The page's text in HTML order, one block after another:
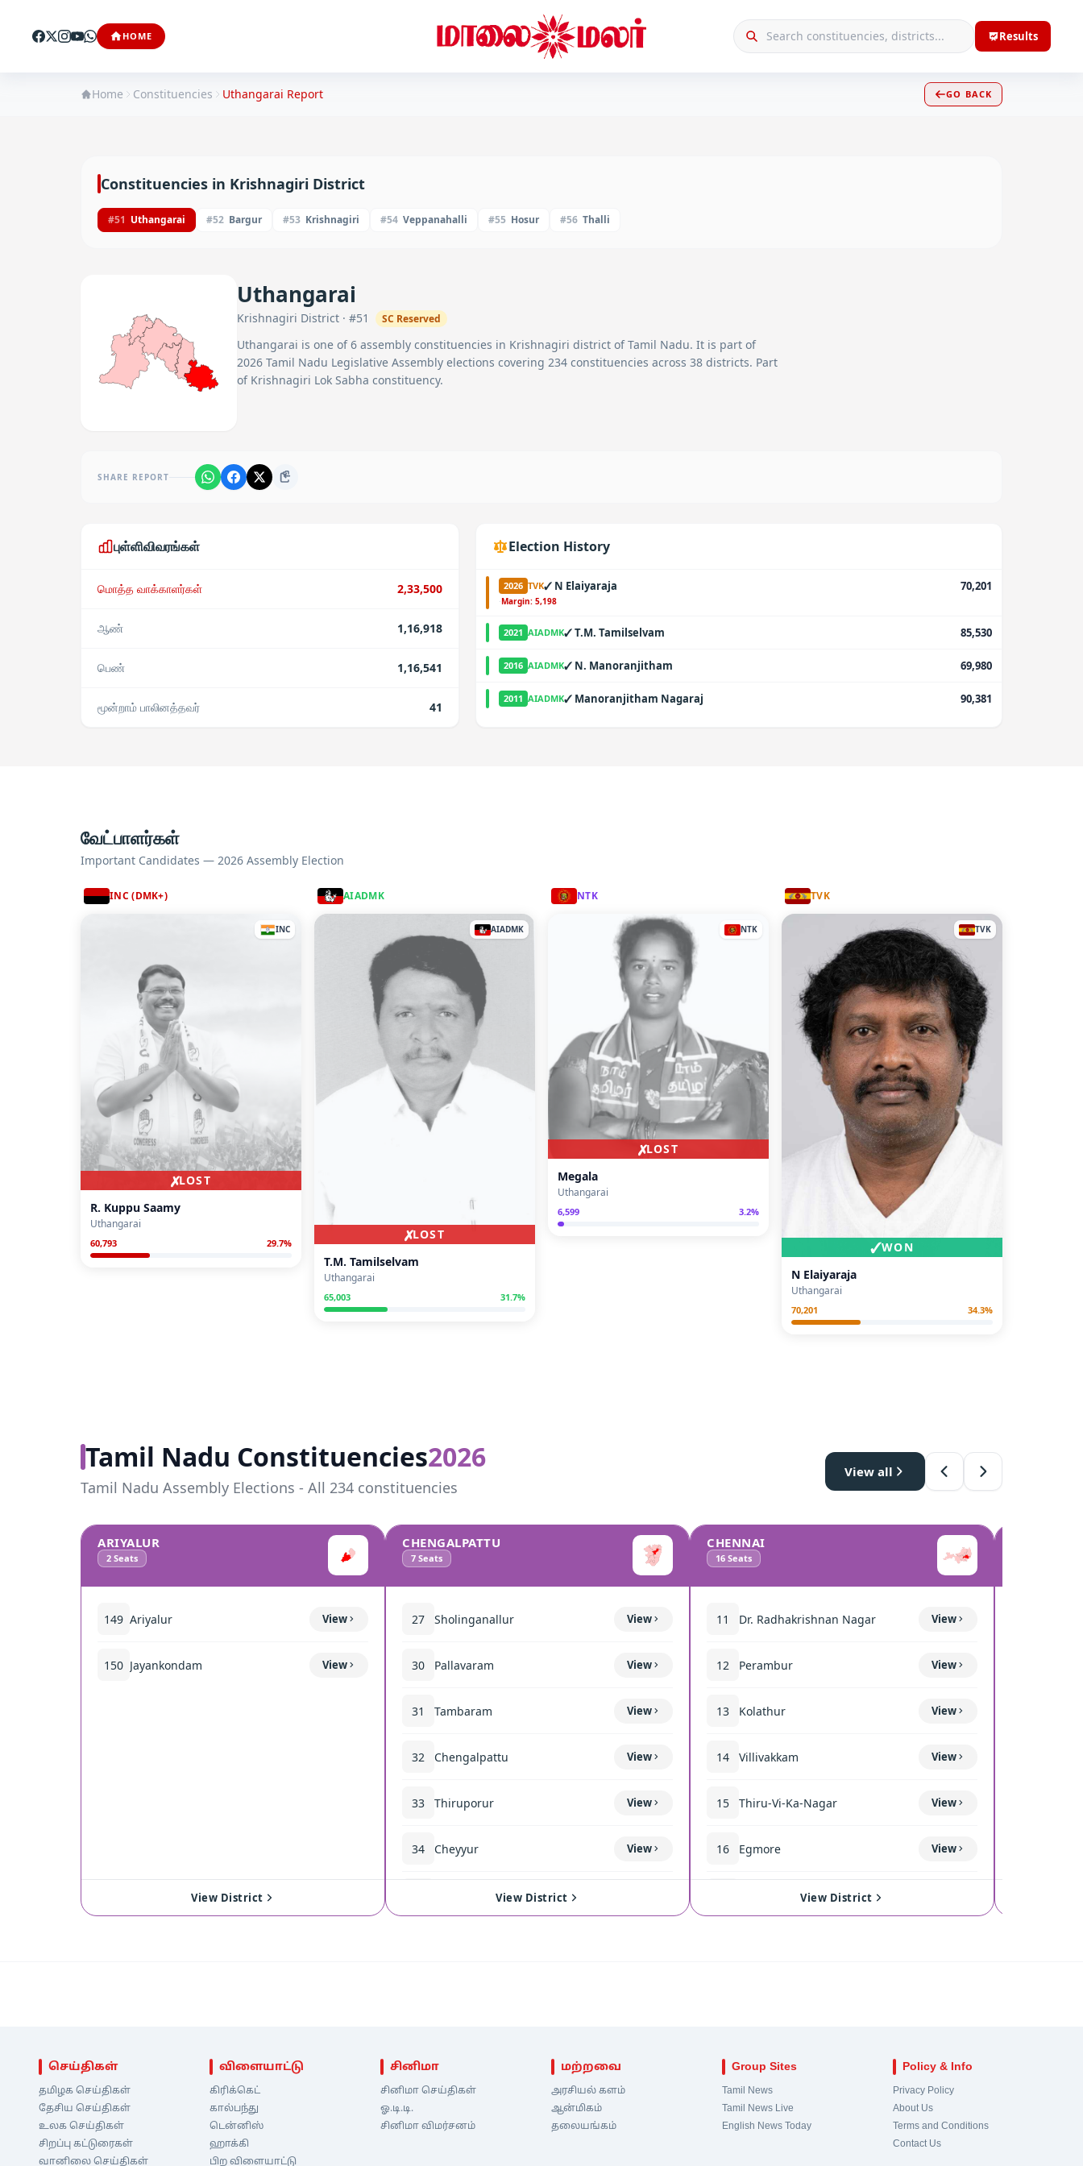
HOME Results
Home Constituencies Uthangarai Report GO BACK
Constituencies in Krishnagiri District
#51 Uthangarai #52 Bargur #53 Krishnagiri #54 Veppanahalli #55 Hosur #56 Thalli
Uthangarai
Krishnagiri District · #51 SC Reserved
Uthangarai is one of6 assembly constituencies in Krishnagiri district of Tamil Nadu. It is part of
2026 Tamil Nadu Legislative Assembly elections covering 234 constituencies across 38 districts. Part
of Krishnagiri Lok Sabha constituency.
SHARE REPORT
புள்ளிவிவரங்கள்
மொத்த வாக்காளர்கள் 2,33,500
ஆண் 1,16,918
பெண் 1,16,541
மூன்றாம் பாலினத்தவர் 41
Election History
2026 TVK✓ N Elaiyaraja 70,201
·Margin: 5,198
2021 AIADMK✓T.M. Tamilselvam 85,530
2016 AIADMK✓ N. Manoranjitham 69,980
2011 AIADMK✓ Manoranjitham Nagaraj 90,381
வேட்பாளர்கள்
Important Candidates — 2026 Assembly Election
INC (DMK+)
✗LOST
INC
R. Kuppu Saamy
Uthangarai
60,793 29.7%
AIADMK
✗LOST
AIADMK
T.M. Tamilselvam
Uthangarai
65,003 31.7%
NTK
✗LOST
NTK
Megala
Uthangarai
6,599 3.2%
TVK
✓WON
TVK
N Elaiyaraja
Uthangarai
70,201 34.3%
Tamil Nadu Constituencies2026
Tamil Nadu Assembly Elections - All 234 constituencies
View all
ARIYALUR
2 Seats
149 Ariyalur View
150 Jayankondam View
View District
CHENGALPATTU
7 Seats
27 Sholinganallur View
30 Pallavaram View
31 Tambaram View
32 Chengalpattu View
33 Thiruporur View
34 Cheyyur View
MadurantakamView District
CHENNAI
16 Seats
11 Dr. Radhakrishnan Nagar View
12 Perambur View
13 Kolathur View
14 Villivakkam View
15 Thiru-Vi-Ka-Nagar View
16 Egmore View
Royapuram
21
22 Virugampakkam View
View District
செய்திகள்
தமிழக செய்திகள்
தேசிய செய்திகள்
உலக செய்திகள்
சிறப்பு கட்டுரைகள்
வானிலை செய்திகள்
விளையாட்டு
கிரிக்கெட்
கால்பந்து
டென்னிஸ்
ஹாக்கி
பிற விளையாட்டு
சினிமா
சினிமா செய்திகள்
ஓ.டி.டி.
சினிமா விமர்சனம்
மற்றவை
அரசியல் களம்
ஆன்மிகம்
தலையங்கம்
Group Sites
Tamil News
Tamil News Live
English News Today
Policy & Info
Privacy Policy
About Us
Terms and Conditions
Contact Us